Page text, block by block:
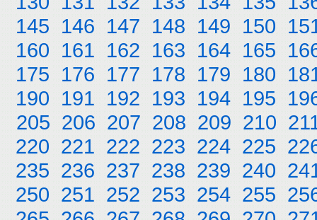
145 146 147 148 149 150
160 161 162 163 164 165
175 176 177 178 179 180
190 191 192 193 194 195
205 206 207 208 209 210
220 221 222 223 224 225
235 236 237 238 239 240
250 251 252 253 254 255